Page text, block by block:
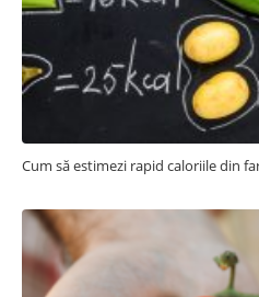
Cum să estimezi rapid caloriile din